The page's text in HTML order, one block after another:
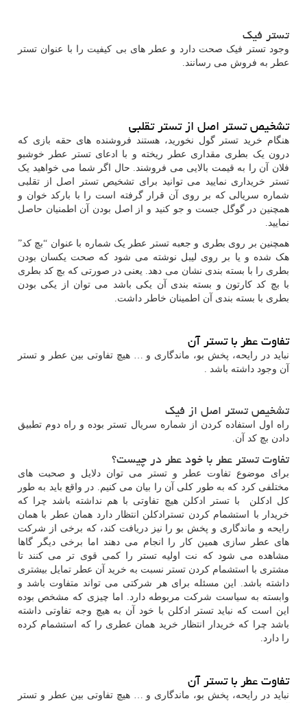
تستر فیک
وجود تستر فیک صحت دارد و عطر های بی کیفیت را با عنوان تستر
عطر به فروش می رسانند.
تشخیص تستر اصل از تستر تقلبی
هنگام خرید تستر گول نخورید، هستند فروشنده های حقه بازی که
درون یک بطری مقداری عطر ریخته و با ادعای تستر عطر خوشبو
فلان آن را به قیمت بالایی می فروشند. حال اگر شما می خواهید یک
تستر خریداری نمایید می توانید برای تشخیص تستر اصل از تقلبی
شماره سریالی که بر روی آن قرار گرفته است را با بارکد خوان و
همچنین در گوگل جست و جو کنید و از اصل بودن آن اطمنیان حاصل
نمایید.
همچنین بر روی بطری و جعبه تستر عطر یک شماره با عنوان “بچ کد”
هک شده و یا بر روی لیبل نوشته می شود که صحت یکسان بودن
بطری را با بسته بندی نشان می دهد. یعنی در صورتی که بچ کد بطری
با بچ کد کارتون و بسته بندی آن یکی باشد می توان از یکی بودن
بطری با بسته بندی آن اطمینان خاطر داشت.
تفاوت عطر با تستر آن
نباید در رایحه، پخش بو، ماندگاری و … هیچ تفاوتی بین عطر و تستر
آن وجود داشته باشد .
تشخیص تستر اصل از فیک
راه اول استفاده کردن از شماره سریال تستر بوده و راه دوم تطبیق
دادن بچ کد آن.
تفاوت تستر عطر با خود عطر در چیست؟
برای موضوع تفاوت عطر و تستر می توان دلایل و صحبت های
مختلفی کرد که به طور کلی آن را بیان می کنیم. در واقع باید به طور
کل ادکلن با تستر ادکلن هیچ تفاوتی با هم نداشته باشد چرا که
خریدار با استشمام کردن تسترادکلن انتظار دارد همان عطر با همان
رایحه و ماندگاری و پخش بو را نیز دریافت کند، که برخی از شرکت
های عطر سازی همین کار را انجام می دهند اما برخی دیگر گاها
مشاهده می شود که نت اولیه تستر را کمی قوی تر می کنند تا
مشتری با استشمام کردن تستر نسبت به خرید آن عطر تمایل بیشتری
داشته باشد. این مسئله برای هر شرکتی می تواند متفاوت باشد و
وابسته به سیاست شرکت مربوطه دارد. اما چیزی که مشخص بوده
این است که نباید تستر ادکلن با خود آن به هیچ وجه تفاوتی داشته
باشد چرا که خریدار انتظار خرید همان عطری را که استشمام کرده
را دارد.
تفاوت عطر با تستر آن
نباید در رایحه، پخش بو، ماندگاری و … هیچ تفاوتی بین عطر و تستر